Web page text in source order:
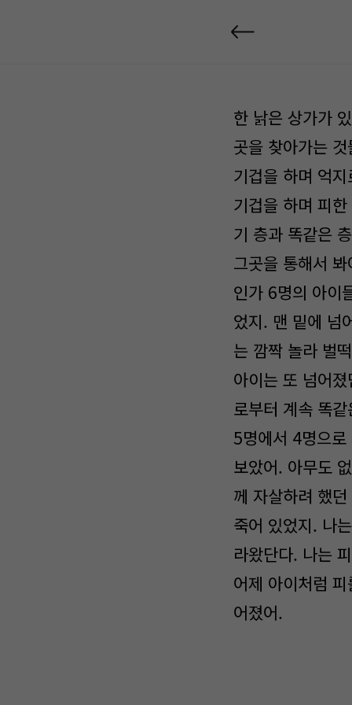
한 낡은 상가가
곳을 찾아가는
기겁을 하며 억
기겁을 하며 피
기 층과 똑같은
그곳을 통해서
인가 6명의 아이
었지. 맨 밑에 넘
는 깜짝 놀라 벌
아이는 또 넘어
로부터 계속 똑
5명에서 4명으
보았어. 아무도
께 자살하려 했
죽어 있었지. 나
라왔단다. 나는
어제 아이처럼
어졌어.